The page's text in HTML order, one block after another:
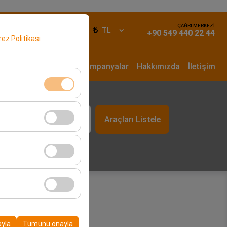
Politikası
Devre dışı
analiz
için kullanılır.
Tümünü onayla
TL
ÇAĞRI MERKEZİ
+90 549 440 22 44
Dönem Kiralama Kampanyalar Hakkımızda İletişim
09:00 Araçları Listele